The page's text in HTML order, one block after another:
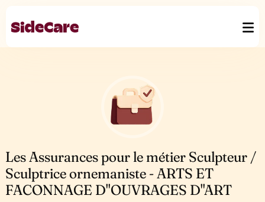
Les Assurances pour le métier Sculpteur /
Sculptrice ornemaniste - ARTS ET
FACONNAGE D''OUVRAGES D''ART